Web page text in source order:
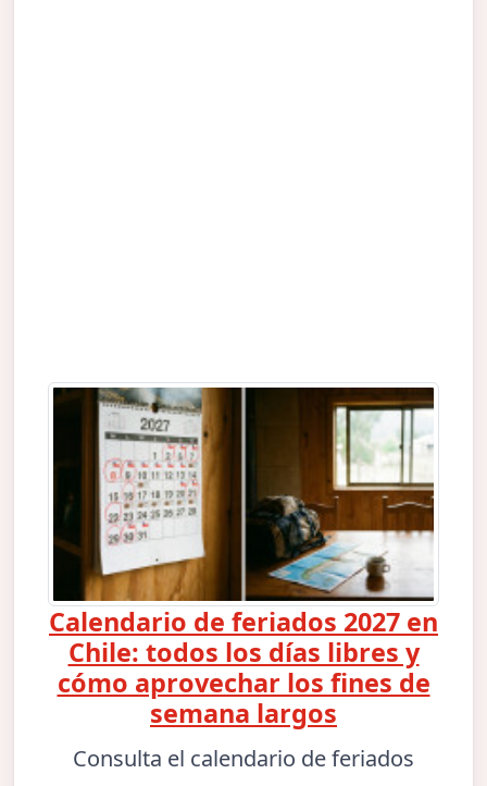
Calendario de feriados 2027 en
Chile: todos los días libres y
cómo aprovechar los fines de
semana largos
Consulta el calendario de feriados